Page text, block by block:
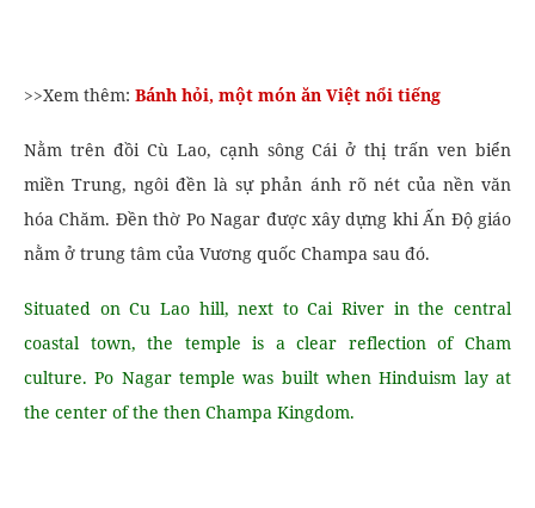
>>Xem thêm: Bánh hỏi, một món ăn Việt nổi tiếng
Nằm trên đồi Cù Lao, cạnh sông Cái ở thị trấn ven biển
miền Trung, ngôi đền là sự phản ánh rõ nét của nền văn
hóa Chăm. Đền thờ Po Nagar được xây dựng khi Ấn Độ giáo
nằm ở trung tâm của Vương quốc Champa sau đó.
Situated on Cu Lao hill, next to Cai River in the central
coastal town, the temple is a clear reflection of Cham
culture. Po Nagar temple was built when Hinduism lay at
the center of the then Champa Kingdom.